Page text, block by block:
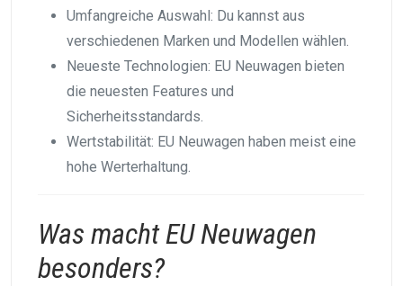
Umfangreiche Auswahl: Du kannst aus
verschiedenen Marken und Modellen wählen.
Neueste Technologien: EU Neuwagen bieten
die neuesten Features und
Sicherheitsstandards.
Wertstabilität: EU Neuwagen haben meist eine
hohe Werterhaltung.
Was macht EU Neuwagen
besonders?